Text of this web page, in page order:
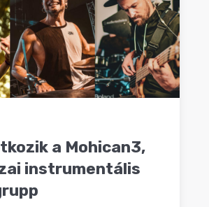
a Mohican3,
instrumentális